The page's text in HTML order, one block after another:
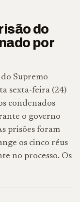
do
por
Supremo
sexta-feira (24)
condenados
o governo
prisões foram
os cinco réus
no processo. Os